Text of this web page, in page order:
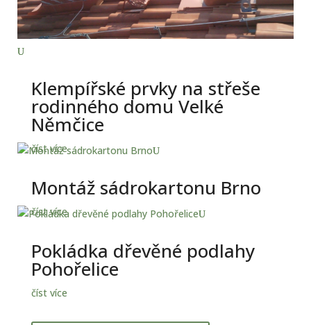
Klempířské prvky na střeše
rodinného domu Velké
Němčice
číst více
Montáž sádrokartonu Brno
číst více
Pokládka dřevěné podlahy
Pohořelice
číst více